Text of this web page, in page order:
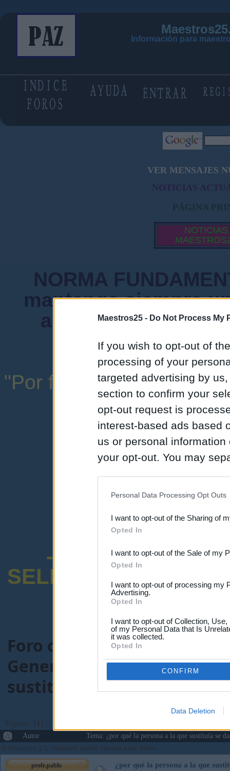
Maestros25 - Do Not Process My
If you wish to opt-out of
processing of your
targeted advertising by
section to confirm your
opt-out request is
interest-based ads based
us or personal
your opt-out. You may
Downstream Participants
third parties.
Personal Data Processing Opt Outs
I want to opt-out of the Sharing of
Opted In
I want to opt-out of the Sale of my
Opted In
I want to opt-out of processing my
Advertising.
Opted In
I want to opt-out of Collection,
of my Personal Data that Is
it was collected.
Opted In
CONFIRM
Data Deletion
Información para
VER MENSAJES
NOTICIAS
PÁGINA
NOTICIAS
NORMA
mantenga siempre
admiten mensajes
instituciones
"Por favor, no abuse de
una expresión
-ENCUESTA
SELECTIVO
Foro de Maestros25
General-maestros25.com>
sustituía se da de alta sólo
Páginas: [ 1
Autor
Tema: ¿por qué la persona a la que sustituía se
0 Usuarios y 1 Visitante están viendo este tema.
profe.pablo ¿por qué la persona a la que